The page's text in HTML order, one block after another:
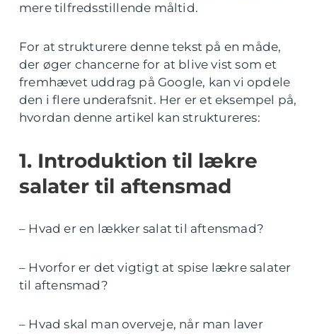
mere tilfredsstillende måltid.
For at strukturere denne tekst på en måde,
der øger chancerne for at blive vist som et
fremhævet uddrag på Google, kan vi opdele
den i flere underafsnit. Her er et eksempel på,
hvordan denne artikel kan struktureres:
1. Introduktion til lækre
salater til aftensmad
– Hvad er en lækker salat til aftensmad?
– Hvorfor er det vigtigt at spise lækre salater
til aftensmad?
– Hvad skal man overveje, når man laver